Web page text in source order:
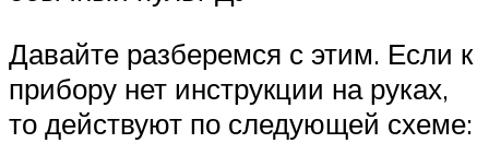
Давайте разберемся с этим. Если к
прибору нет инструкции на руках,
то действуют по следующей схеме: